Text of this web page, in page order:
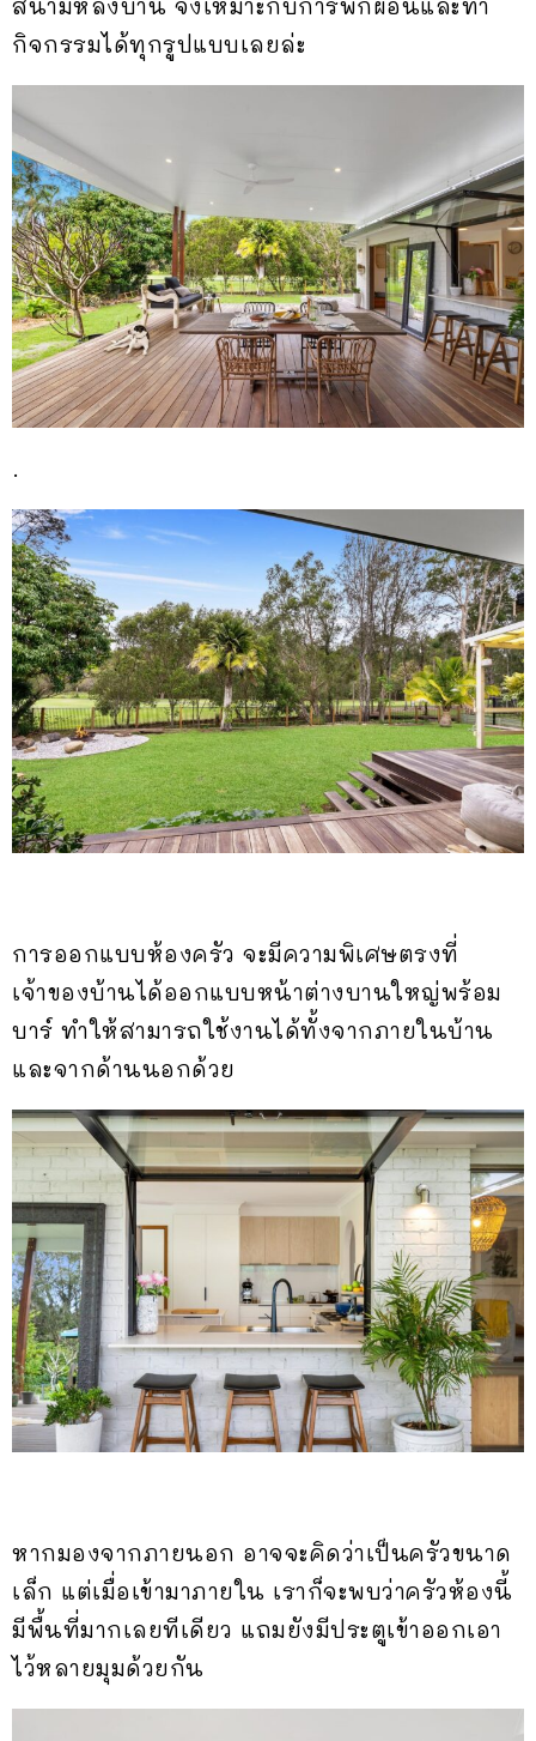
สนามหลังบ้าน จึงเหมาะกับการพักผ่อนและทำ
กิจกรรมได้ทุกรูปแบบเลยล่ะ
.
การออกแบบห้องครัว จะมีความพิเศษตรงที่
เจ้าของบ้านได้ออกแบบหน้าต่างบานใหญ่พร้อม
บาร์ ทำให้สามารถใช้งานได้ทั้งจากภายในบ้าน
และจากด้านนอกด้วย
หากมองจากภายนอก อาจจะคิดว่าเป็นครัวขนาด
เล็ก แต่เมื่อเข้ามาภายใน เราก็จะพบว่าครัวห้องนี้
มีพื้นที่มากเลยทีเดียว แถมยังมีประตูเข้าออกเอา
ไว้หลายมุมด้วยกัน